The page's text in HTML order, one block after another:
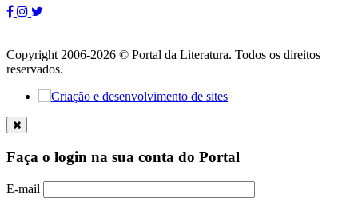
Copyright 2006-2026 © Portal da Literatura. Todos os direitos
reservados.
Faça o login na sua conta do Portal
E-mail